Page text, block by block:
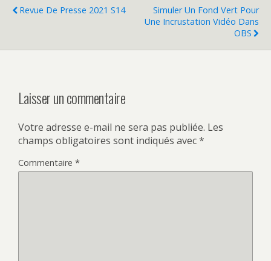
Revue De Presse 2021 S14
Simuler Un Fond Vert Pour
Une Incrustation Vidéo Dans
OBS
Laisser un commentaire
Votre adresse e-mail ne sera pas publiée. Les
champs obligatoires sont indiqués avec*
Commentaire *